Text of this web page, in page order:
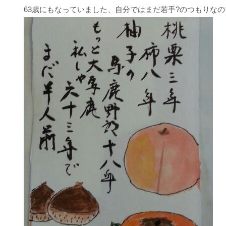
63歳にもなっていました、自分ではまだ若手?のつもりな